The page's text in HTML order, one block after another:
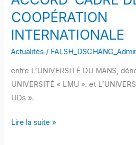
COOPÉRATION
INTERNATIONALE
Actualités /
entre L’UNIVERSITÉ DU MANS,
UNIVERSITÉ « LMU ». et
UDs ».
Lire la suite »